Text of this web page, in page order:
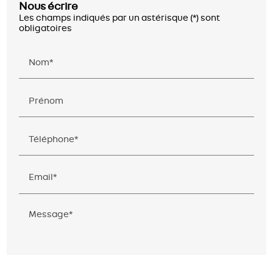
Nous écrire
Les champs indiqués par un astérisque (*) sont
obligatoires
Nom*
Prénom
Téléphone*
Email*
Message*